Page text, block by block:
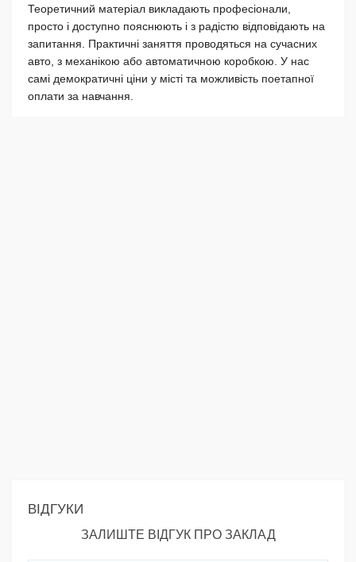
Теоретичний матеріал викладають професіонали,
просто і доступно пояснюють і з радістю відповідають на
запитання. Практичні заняття проводяться на сучасних
авто, з механікою або автоматичною коробкою. У нас
самі демократичні ціни у місті та можливість поетапної
оплати за навчання.
ВІДГУКИ
ЗАЛИШТЕ ВІДГУК ПРО ЗАКЛАД